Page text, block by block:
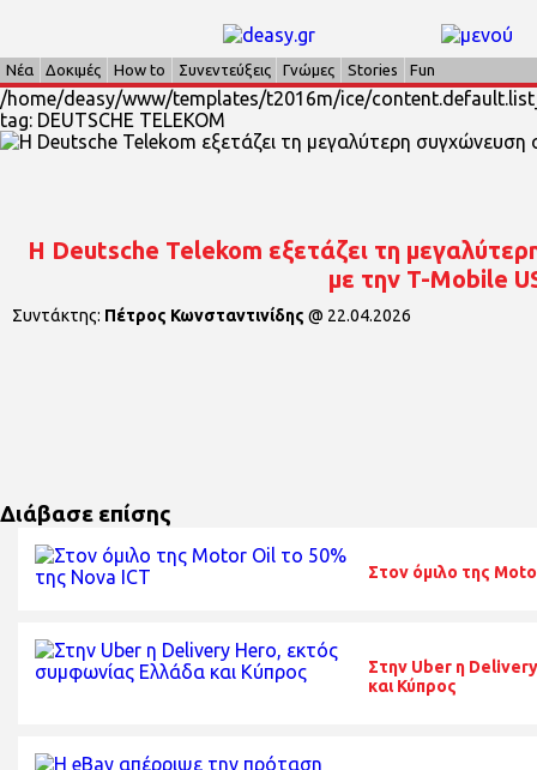
Νέα Δοκιμές How to Συνεντεύξεις Γνώμες Stories Fun
/home/deasy/www/templates/t2016m/ice/
tag: DEUTSCHE TELEKOM
Η Deutsche Telekom εξετάζει τη
με την T-Mobile
Συντάκτης: Πέτρος Κωνσταντινίδης @ 22.04.2026
Διάβασε επίσης
Στον όμιλο της
Στην Uber η
και Κύπρος